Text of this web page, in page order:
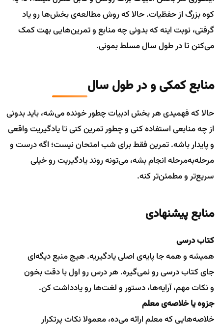
کوه بزرگ از حفظیات. حالا که روش مطالعه‌ی بخش‌ها رو یاد
گرفتی، نوبت اینه که بدونی چه منابع و تمرین‌هایی بهت کمک
می‌کنن تا در طول سال مسلط بمونی.
منابع کمکی و در طول سال
حالا که فهمیدی هر بخش ادبیات چطور خونده می‌شه، باید بدونی
از چه منابعی استفاده کنی و چطور تمرین کنی تا یادگیریت واقعی
و پایدار باشه. تمرین فقط برای شب امتحان نیست؛ اگه درست و
مرحله‌به‌مرحله انجام بشه، می‌تونه روند یادگیریت رو خیلی
سریع‌تر و مطمئن‌تر کنه.
منابع پیشنهادی
کتاب درسی
همیشه و همه جا پایه‌ی اصلی یادگیریه. هیچ منبع دیگه‌ای
جای کتاب درسی رو نمی‌گیره. هر درس رو اول با دقت بخون
و نکات مهم، آرایه‌ها، دستور و لغت‌ها رو یادداشت کن.
جزوه یا خلاصه‌ی معلم
خلاصه‌هایی که معلم ارائه می‌ده، معمولا نکات پرتکرار